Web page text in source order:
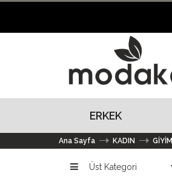
ERKEK
Ana Sayfa KADIN GİYİM
Üst Kategori